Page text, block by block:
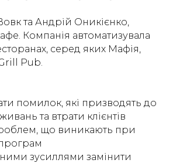
та Андрій Оникієнко,
Компанія автоматизувала
серед яких Мафія,
Pub.
помилок, які призводять до
та втрати клієнтів
що виникають при
зусиллями замінити